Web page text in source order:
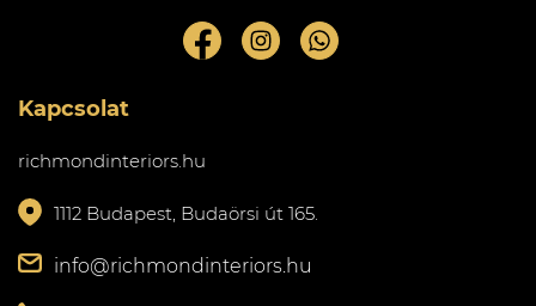
Kapcsolat
richmondinteriors.hu
1112 Budapest, Budaörsi út 165.
info@richmondinteriors.hu